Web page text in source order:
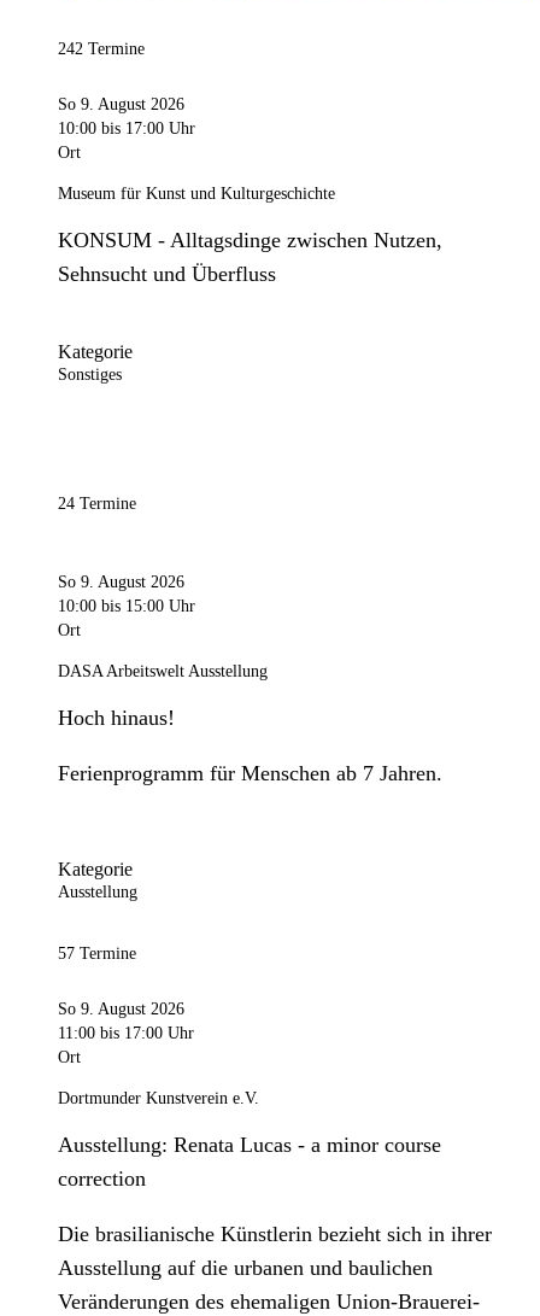
242 Termine
So 9. August 2026
10:00 bis 17:00 Uhr
Ort
Museum für Kunst und Kulturgeschichte
KONSUM - Alltagsdinge zwischen Nutzen,
Sehnsucht und Überfluss
Kategorie
Sonstiges
24 Termine
So 9. August 2026
10:00 bis 15:00 Uhr
Ort
DASA Arbeitswelt Ausstellung
Hoch hinaus!
Ferienprogramm für Menschen ab 7 Jahren.
Kategorie
Ausstellung
57 Termine
So 9. August 2026
11:00 bis 17:00 Uhr
Ort
Dortmunder Kunstverein e.V.
Ausstellung: Renata Lucas - a minor course
correction
Die brasilianische Künstlerin bezieht sich in ihrer
Ausstellung auf die urbanen und baulichen
Veränderungen des ehemaligen Union-Brauerei-